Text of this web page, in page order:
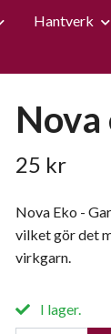
Hantverk
Nova
25 kr
Nova Eko -
vilket gör det
virkgarn.
I lager.